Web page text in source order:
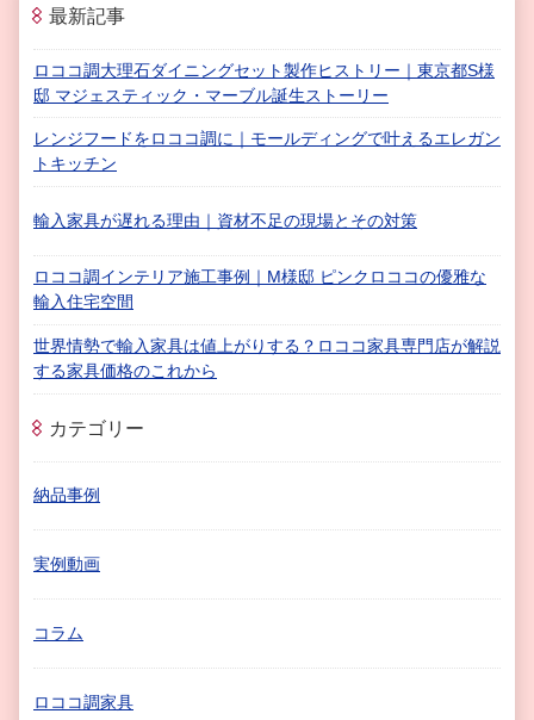
最新記事
ロココ調大理石ダイニングセット製作ヒストリー｜東京都S様
邸 マジェスティック・マーブル誕生ストーリー
レンジフードをロココ調に｜モールディングで叶えるエレガン
トキッチン
輸入家具が遅れる理由｜資材不足の現場とその対策
ロココ調インテリア施工事例｜M様邸 ピンクロココの優雅な
輸入住宅空間
世界情勢で輸入家具は値上がりする？ロココ家具専門店が解説
する家具価格のこれから
カテゴリー
納品事例
実例動画
コラム
ロココ調家具